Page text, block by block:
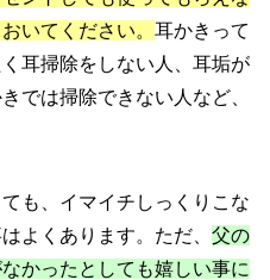
いてください。 耳かきって
耳掃除をしない人、耳垢が
では掃除できない人など、
も、イマイチしっくりこな
よくあります。ただ、 父の
かったとしても嬉しい事に